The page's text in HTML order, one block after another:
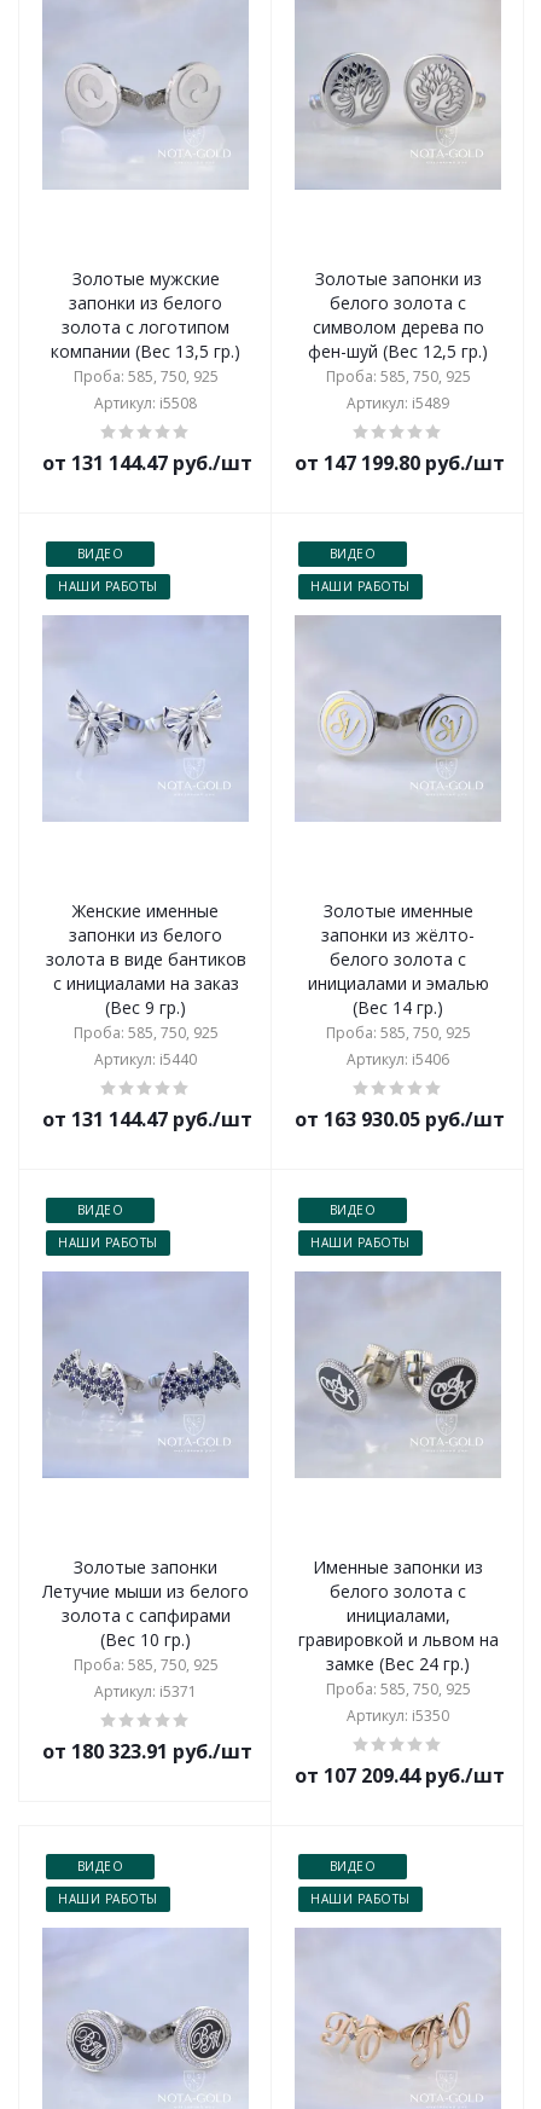
Золотые мужские
запонки из белого
золота с логотипом
компании (Вес 13,5 гр.)
Проба: 585, 750, 925
Артикул: i5508
от 131 144.47 руб./шт
Золотые запонки из
белого золота с
символом дерева по
фен-шуй (Вес 12,5 гр.)
Проба: 585, 750, 925
Артикул: i5489
от 147 199.80 руб./шт
ВИДЕО
НАШИ РАБОТЫ
Женские именные
запонки из белого
золота в виде бантиков
с инициалами на заказ
(Вес 9 гр.)
Проба: 585, 750, 925
Артикул: i5440
от 131 144.47 руб./шт
ВИДЕО
НАШИ РАБОТЫ
Золотые именные
запонки из жёлто-
белого золота с
инициалами и эмалью
(Вес 14 гр.)
Проба: 585, 750, 925
Артикул: i5406
от 163 930.05 руб./шт
ВИДЕО
НАШИ РАБОТЫ
Золотые запонки
Летучие мыши из белого
золота с сапфирами
(Вес 10 гр.)
Проба: 585, 750, 925
Артикул: i5371
от 180 323.91 руб./шт
ВИДЕО
НАШИ РАБОТЫ
Именные запонки из
белого золота с
инициалами,
гравировкой и львом на
замке (Вес 24 гр.)
Проба: 585, 750, 925
Артикул: i5350
от 107 209.44 руб./шт
ВИДЕО
НАШИ РАБОТЫ
ВИДЕО
НАШИ РАБОТЫ